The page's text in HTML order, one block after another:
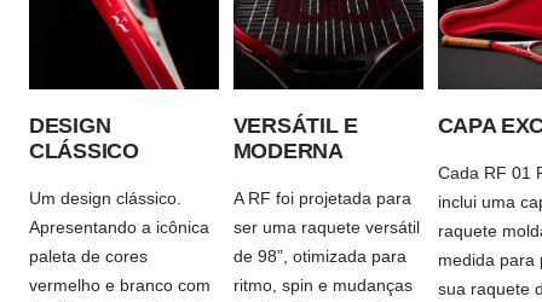
DESIGN
CLÁSSICO
Um design clássico.
Apresentando a icônica
paleta de cores
vermelho e branco com
VERSÁTIL E
MODERNA
A RF foi projetada para
ser uma raquete versátil
de 98”, otimizada para
ritmo, spin e mudanças
CAPA
Cada RF 01
inclui uma
raquete
medida para
sua raquete